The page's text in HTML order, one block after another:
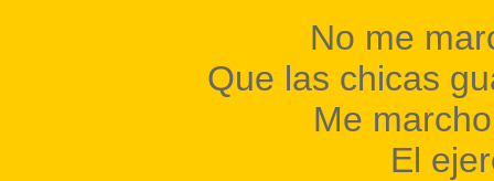
No me
Que las chicas
Me
El